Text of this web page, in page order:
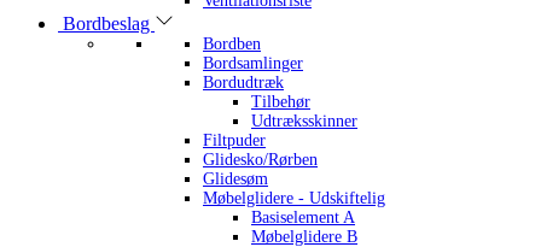
Bordbeslag
Bordben
Bordsamlinger
Bordudtræk
Tilbehør
Udtræksskinner
Filtpuder
Glidesko/Rørben
Glidesøm
Møbelglidere - Udskiftelig
Basiselement A
Møbelglidere B